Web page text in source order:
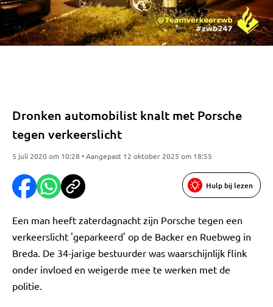
Dronken automobilist knalt met Porsche
tegen verkeerslicht
5 juli 2020 om 10:28 • Aangepast 12 oktober 2025 om 18:55
Hulp bij lezen
Een man heeft zaterdagnacht zijn Porsche tegen een
verkeerslicht 'geparkeerd' op de Backer en Ruebweg in
Breda. De 34-jarige bestuurder was waarschijnlijk flink
onder invloed en weigerde mee te werken met de
politie.